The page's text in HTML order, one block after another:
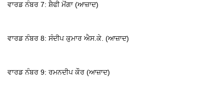
ਵਾਰਡ ਨੰਬਰ 7: ਸ਼ੈਫੀ ਮੋਂਗਾ (ਆਜ਼ਾਦ)
ਵਾਰਡ ਨੰਬਰ 8: ਸੰਦੀਪ ਕੁਮਾਰ ਐਸ.ਕੇ. (ਆਜ਼ਾਦ)
ਵਾਰਡ ਨੰਬਰ 9: ਰਮਨਦੀਪ ਕੌਰ (ਆਜ਼ਾਦ)